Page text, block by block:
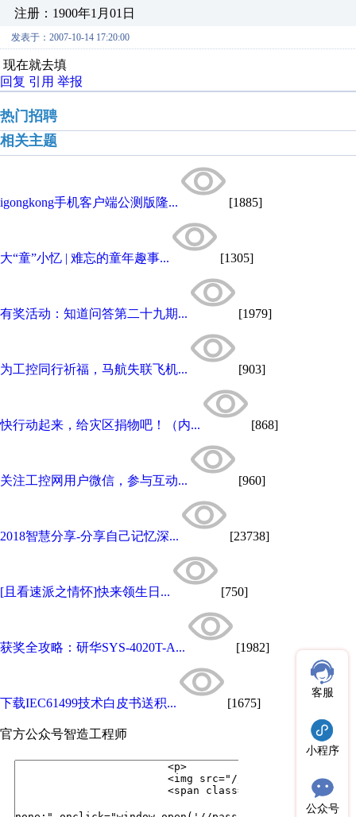
注册：1900年1月01日
发表于：2007-10-14 17:20:00
现在就去填
回复 引用 举报
热门招聘
相关主题
igongkong手机客户端公测版隆... [1885]
大“童”小忆 | 难忘的童年趣事... [1305]
有奖活动：知道问答第二十九期... [1979]
为工控同行祈福，马航失联飞机... [903]
快行动起来，给灾区捐物吧！（内... [868]
关注工控网用户微信，参与互动... [960]
2018智慧分享-分享自己记忆深... [23738]
[且看速派之情怀]快来领生日... [750]
获奖全攻略：研华SYS-4020T-A... [1982]
下载IEC61499技术白皮书送积... [1675]
官方公众号智造工程师
客服
小程序
公众号